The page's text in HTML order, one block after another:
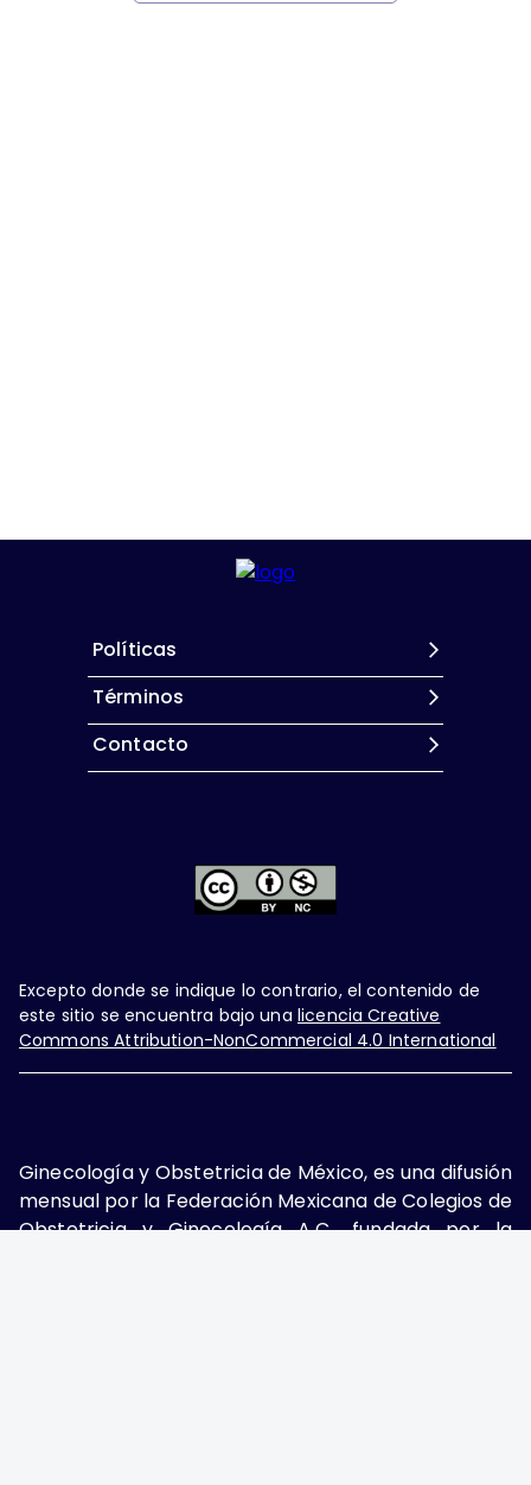
Políticas
Términos
Contacto
Excepto donde se indique lo contrario, el contenido de
este sitio se encuentra bajo una licencia Creative
Commons Attribution-NonCommercial 4.0 International
Ginecología y Obstetricia de México, es una difusión
mensual por la Federación Mexicana de Colegios de
Obstetricia y Ginecología A.C., fundada por la